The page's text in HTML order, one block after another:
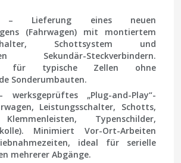
Lieferung eines neuen
(Fahrwagen) mit montiertem
Schottsystem und
Sekundär-Steckverbindern.
für typische Zellen ohne
Sonderumbauten.
werksgeprüftes „Plug-and-Play“-
Leistungsschalter, Schotts,
Typenschilder,
Minimiert Vor-Ort-Arbeiten
ideal für serielle
mehrerer Abgänge.